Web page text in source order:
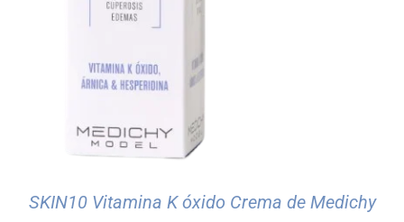
SKIN10 Vitamina K óxido Crema de Medichy